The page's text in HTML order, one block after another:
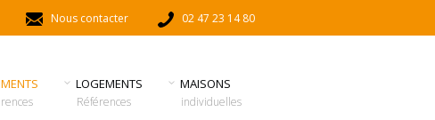
Nous contacter 02 47 23 14 80
LOGEMENTS
Références
MAISONS
individuelles